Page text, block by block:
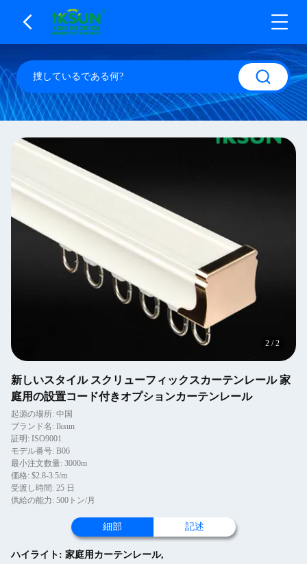
2 /2
新しいスタイル スクリューフィックスカーテンレール 家
庭用の設置コード付きオプションカーテンレール
起源の場所: 中国
ブランド名: Iksun
証明: ISO9001
モデル番号: B06
最小注文数量: 3000m
価格: $2.8-3.5/m
受渡し時間: 25 日
供給の能力: 500トン/月
細部 記述
ハイライト: 家庭用カーテンレール,